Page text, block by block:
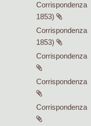
Corrispondenza
1853)
Corrispondenza
1853)
Corrispondenza
Corrispondenza
Corrispondenza